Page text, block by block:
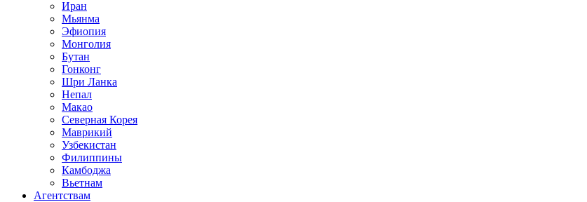
Иран
Мьянма
Эфиопия
Монголия
Бутан
Гонконг
Шри Ланка
Непал
Макао
Северная Корея
Маврикий
Узбекистан
Филиппины
Камбоджа
Вьетнам
Агентствам